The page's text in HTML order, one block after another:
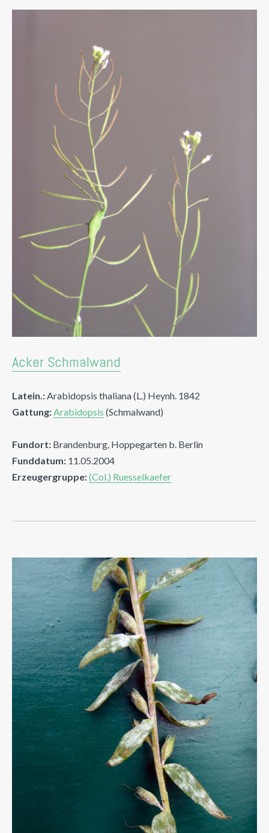
Acker Schmalwand
Latein.:Arabidopsis thaliana (L.) Heynh. 1842
Gattung:Arabidopsis (Schmalwand)
Fundort: Brandenburg, Hoppegarten b. Berlin
Funddatum: 11.05.2004
Erzeugergruppe:(Col.) Ruesselkaefer